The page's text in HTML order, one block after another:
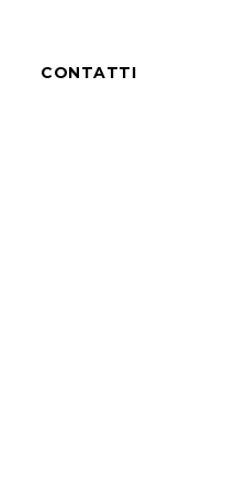
CONTATTI